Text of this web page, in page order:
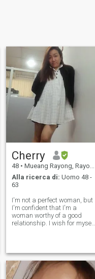
Cherry
48 • Mueang Rayong, Rayong, Thailandia
Alla ricerca di: Uomo 48 -
63
I'm not a perfect woman, but
I'm confident that I'm a
woman worthy of a good
relationship. I wish for myself
someone, I wish that they love
me enough to be conside